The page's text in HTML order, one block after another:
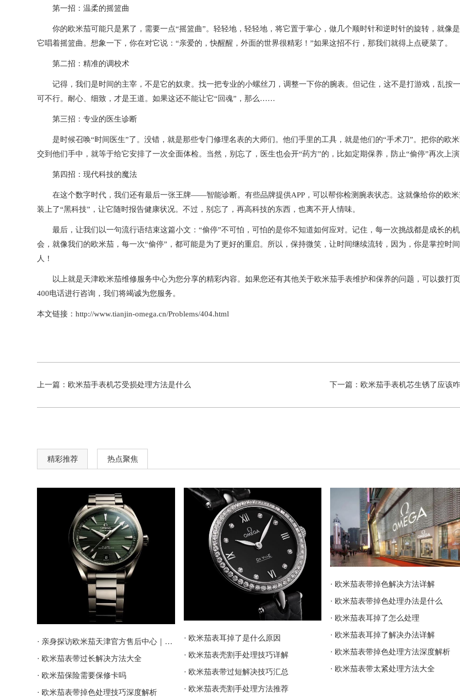
第一招：温柔的摇篮曲
你的欧米茄可能只是累了，需要一点“摇篮曲”。轻轻地，轻轻地，将它置于掌心，做几个顺时针和逆时针的旋转，就像
它唱着摇篮曲。想象一下，你在对它说：“亲爱的，快醒醒，外面的世界很精彩！”如果这招不行，那我们就得上点硬菜了。
第二招：精准的调校术
记得，我们是时间的主宰，不是它的奴隶。找一把专业的小螺丝刀，调整一下你的腕表。但记住，这不是打游戏，乱按
可不行。耐心、细致，才是王道。如果这还不能让它“回魂”，那么……
第三招：专业的医生诊断
是时候召唤“时间医生”了。没错，就是那些专门修理名表的大师们。他们手里的工具，就是他们的“手术刀”。把你的欧
交到他们手中，就等于给它安排了一次全面体检。当然，别忘了，医生也会开“药方”的，比如定期保养，防止“偷停”再次上
第四招：现代科技的魔法
在这个数字时代，我们还有最后一张王牌——智能诊断。有些品牌提供APP，可以帮你检测腕表状态。这就像给你的欧米
装上了“黑科技”，让它随时报告健康状况。不过，别忘了，再高科技的东西，也离不开人情味。
最后，让我们以一句流行语结束这篇小文：“偷停”不可怕，可怕的是你不知道如何应对。记住，每一次挑战都是成长的机
会，就像我们的欧米茄，每一次“偷停”，都可能是为了更好的重启。所以，保持微笑，让时间继续流转，因为，你是掌控时
人！
以上就是天津欧米茄维修服务中心为您分享的精彩内容。如果您还有其他关于欧米茄手表维护和保养的问题，可以拨打
400电话进行咨询，我们将竭诚为您服务。
本文链接：http://www.tianjin-omega.cn/Problems/404.html
上一篇： 欧米茄手表机芯受损处理方法是什么 下一篇： 欧米茄手表机芯生锈了应该
精彩推荐 热点聚焦
· 亲身探访欧米茄天津官方售后中心｜地址报修全流程真实经历（2026年6月最新）
· 欧米茄表带过长解决方法大全
· 欧米茄保险需要保修卡吗
· 欧米茄表带掉色处理技巧深度解析
· 欧米茄表耳掉了是什么原因
· 欧米茄表壳割手处理技巧详解
· 欧米茄表带过短解决技巧汇总
· 欧米茄表壳割手处理方法推荐
· 欧米茄表带掉色解决方法详解
· 欧米茄表带掉色处理办法是什么
· 欧米茄表耳掉了怎么处理
· 欧米茄表耳掉了解决办法详解
· 欧米茄表带掉色处理方法深度解析
· 欧米茄表带太紧处理方法大全